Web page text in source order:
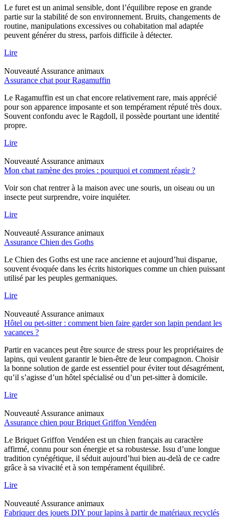
Le furet est un animal sensible, dont l’équilibre repose en grande
partie sur la stabilité de son environnement. Bruits, changements de
routine, manipulations excessives ou cohabitation mal adaptée
peuvent générer du stress, parfois difficile à détecter.
Lire
Nouveauté Assurance animaux
Assurance chat pour Ragamuffin
Le Ragamuffin est un chat encore relativement rare, mais apprécié
pour son apparence imposante et son tempérament réputé très doux.
Souvent confondu avec le Ragdoll, il possède pourtant une identité
propre.
Lire
Nouveauté Assurance animaux
Mon chat ramène des proies : pourquoi et comment réagir ?
Voir son chat rentrer à la maison avec une souris, un oiseau ou un
insecte peut surprendre, voire inquiéter.
Lire
Nouveauté Assurance animaux
Assurance Chien des Goths
Le Chien des Goths est une race ancienne et aujourd’hui disparue,
souvent évoquée dans les écrits historiques comme un chien puissant
utilisé par les peuples germaniques.
Lire
Nouveauté Assurance animaux
Hôtel ou pet-sitter : comment bien faire garder son lapin pendant les
vacances ?
Partir en vacances peut être source de stress pour les propriétaires de
lapins, qui veulent garantir le bien-être de leur compagnon. Choisir
la bonne solution de garde est essentiel pour éviter tout désagrément,
qu’il s’agisse d’un hôtel spécialisé ou d’un pet-sitter à domicile.
Lire
Nouveauté Assurance animaux
Assurance chien pour Briquet Griffon Vendéen
Le Briquet Griffon Vendéen est un chien français au caractère
affirmé, connu pour son énergie et sa robustesse. Issu d’une longue
tradition cynégétique, il séduit aujourd’hui bien au-delà de ce cadre
grâce à sa vivacité et à son tempérament équilibré.
Lire
Nouveauté Assurance animaux
Fabriquer des jouets DIY pour lapins à partir de matériaux recyclés